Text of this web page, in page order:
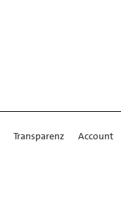
Transparenz Account